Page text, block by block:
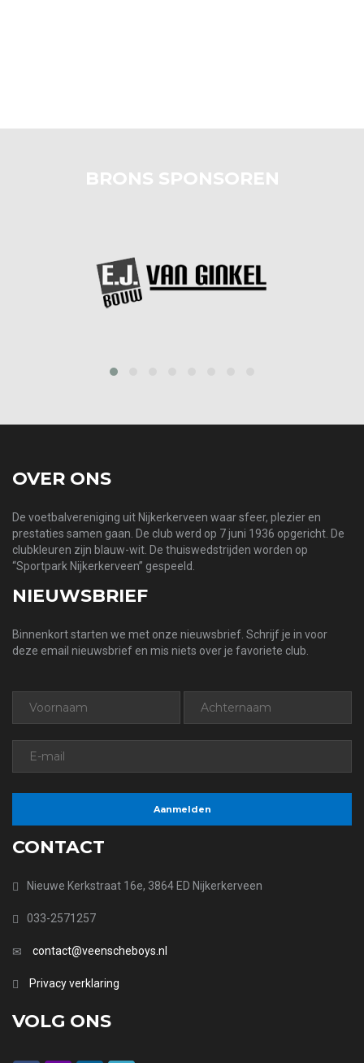
BRONS SPONSOREN
OVER ONS
De voetbalvereniging uit Nijkerkerveen waar sfeer, plezier en
prestaties samen gaan. De club werd op 7 juni 1936 opgericht. De
clubkleuren zijn blauw-wit. De thuiswedstrijden worden op
“Sportpark Nijkerkerveen” gespeeld.
NIEUWSBRIEF
Binnenkort starten we met onze nieuwsbrief. Schrijf je in voor
deze email nieuwsbrief en mis niets over je favoriete club.
CONTACT
Nieuwe Kerkstraat 16e, 3864 ED Nijkerkerveen
033-2571257
contact@veenscheboys.nl
Privacy verklaring
VOLG ONS